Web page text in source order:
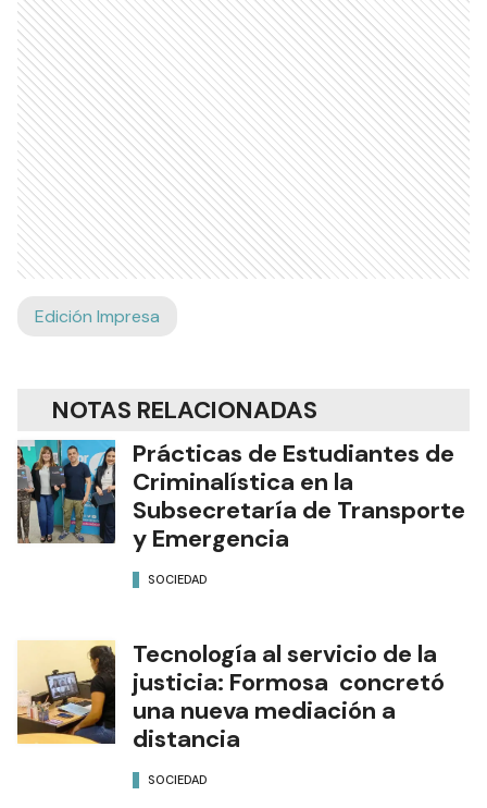
Edición Impresa
NOTAS RELACIONADAS
Prácticas de Estudiantes de
Criminalística en la
Subsecretaría de Transporte
y Emergencia
SOCIEDAD
Tecnología al servicio de la
justicia: Formosa concretó
una nueva mediación a
distancia
SOCIEDAD